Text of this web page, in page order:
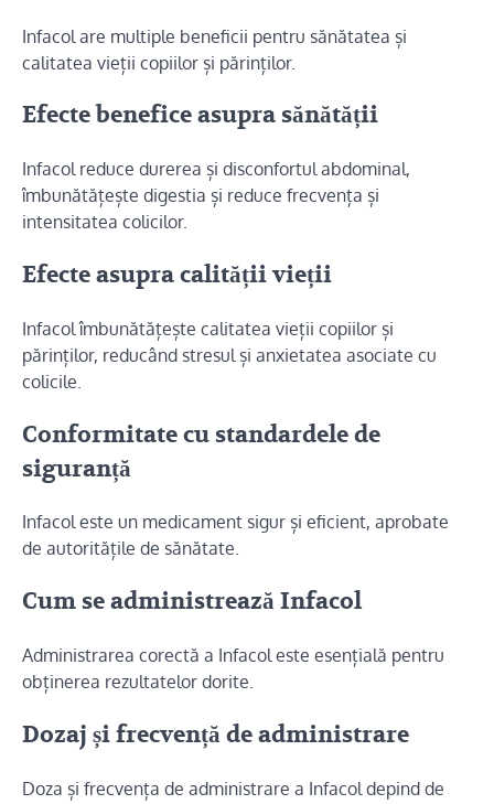
Infacol are multiple beneficii pentru sănătatea și
calitatea vieții copiilor și părinților.
Efecte benefice asupra sănătății
Infacol reduce durerea și disconfortul abdominal,
îmbunătățește digestia și reduce frecvența și
intensitatea colicilor.
Efecte asupra calității vieții
Infacol îmbunătățește calitatea vieții copiilor și
părinților, reducând stresul și anxietatea asociate cu
colicile.
Conformitate cu standardele de
siguranță
Infacol este un medicament sigur și eficient, aprobate
de autoritățile de sănătate.
Cum se administrează Infacol
Administrarea corectă a Infacol este esențială pentru
obținerea rezultatelor dorite.
Dozaj și frecvență de administrare
Doza și frecvența de administrare a Infacol depind de